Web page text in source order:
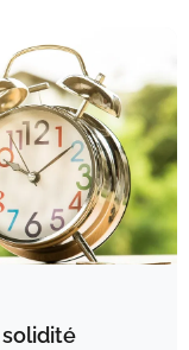
solidité